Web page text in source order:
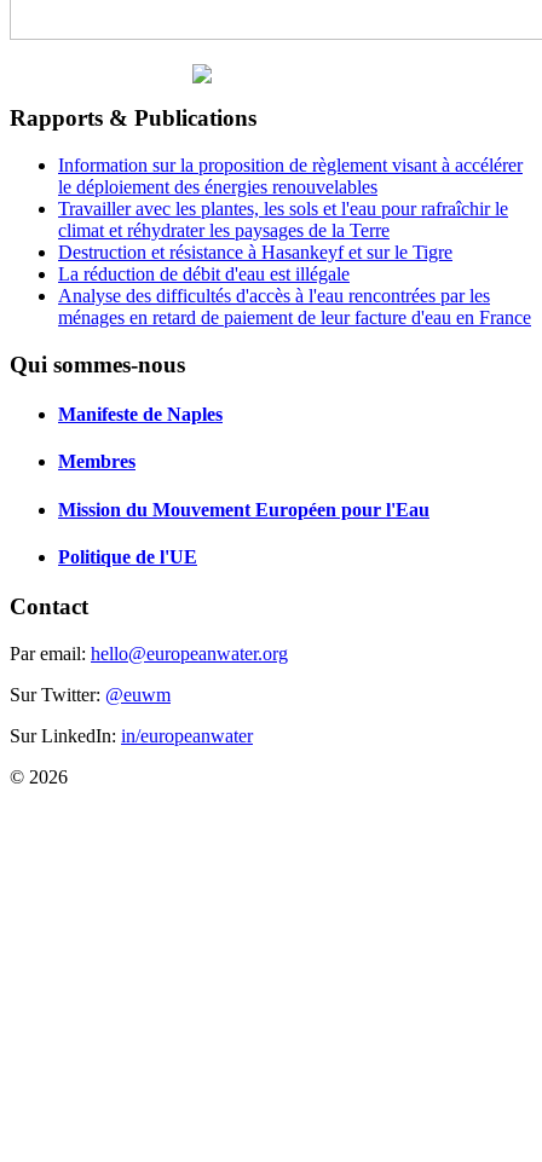
Rapports & Publications
Information sur la proposition de règlement visant à accélérer
le déploiement des énergies renouvelables
Travailler avec les plantes, les sols et l'eau pour rafraîchir le
climat et réhydrater les paysages de la Terre
Destruction et résistance à Hasankeyf et sur le Tigre
La réduction de débit d'eau est illégale
Analyse des difficultés d'accès à l'eau rencontrées par les
ménages en retard de paiement de leur facture d'eau en France
Qui sommes-nous
Manifeste de Naples
Membres
Mission du Mouvement Européen pour l'Eau
Politique de l'UE
Contact
Par email: hello@europeanwater.org
Sur Twitter: @euwm
Sur LinkedIn: in/europeanwater
© 2026